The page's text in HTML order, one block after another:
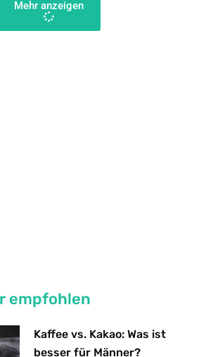
Mehr anzeigen
empfohlen
Kaffee vs. Kakao: Was ist
besser für Männer?